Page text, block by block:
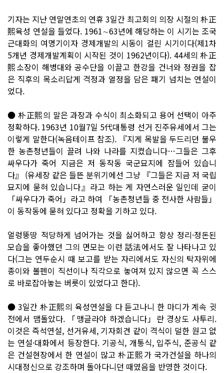
기자는 지난 연말연초의 연휴 3일간 최고회의 의장 시절의 朴正
熙육성 연설을 들었다. 1961∼63년에 해당하는 이 시기는 조국
근대화의 여명기이자 경제개발의 시동이 걸린 시기이다(제1차
5개년 경제개발계획이 시작된 것이 1962년이다). 44세의 朴正
熙소장이 해병대와 공수단을 이끌고 한강을 건너와 정권을 잡
은 직후의 목소리답게 격정과 열정을 담은 패기 넘치는 연설이
었다.
● 朴正熙의 말은 과장과 수식이 최소화되고 용어 선택이 아주
정확하다. 1963년 10월7일 5代대통령 선거 진주유세에서 그는
이렇게 말한다(녹음테이프 참조). 『지게 목발을 두드리던 불우
한 농촌청년들이 끌려 나와 나라를 지켰습니다…그들은 그후
싸우다가 죽어 지금은 저 동작동 국군묘지에 잠들어 있습니
다』 (유세장 같은 들뜬 분위기에선 그냥 『그들은 지금 저 국립
묘지에 묻혀 있습니다』라고 하는 게 자연스러운 일인데 굳이
「싸우다가 죽어」라고 하여 「농촌청년들 중 전사한 사람들」
이 동작동에 묻혀 있다고 정확을 기하고 있다.
얼렁뚱땅 적당하게 넘어가는 것을 싫어하고 항상 정리·정돈된
모습을 좋아했던 그의 면모는 이런 話法에서도 잘 나타나고 있
다(그는 연두순시 때 보고를 받는 자리에서도 자신의 탁자위에
종이와 볼펜이 직선이나 직각으로 놓여져 있지 않으면 꼭 스스
로 바로잡아놓는 버릇이 있었다고 한다).
● 3일간 朴正熙의 육성연설을 다 듣고나니 한 마디가 계속 귓
전에서 맴돌았다. 「맹글라야 하겠습니다」란 경상도 사투리.
이것은 즉석연설, 선거유세, 기자회견 같이 격식이 덜한 원고 없
는 연설·대화에서 등장한다. 기공식, 개통식, 입주식, 준공식 같
은 건설현장에서 한 연설이 많고 朴正熙가 국가건설을 하나의
시대정신으로 강조하며 돌아다니던 때였음을 반영한 것이다.